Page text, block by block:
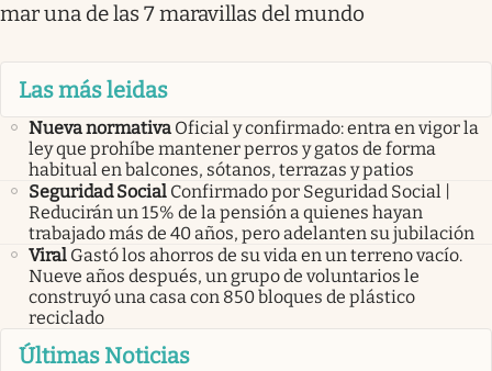
mar una de las 7 maravillas del mundo
Las más leidas
Nueva normativa Oficial y confirmado: entra en vigor la
ley que prohíbe mantener perros y gatos de forma
habitual en balcones, sótanos, terrazas y patios
Seguridad Social Confirmado por Seguridad Social |
Reducirán un 15% de la pensión a quienes hayan
trabajado más de 40 años, pero adelanten su jubilación
Viral Gastó los ahorros de su vida en un terreno vacío.
Nueve años después, un grupo de voluntarios le
construyó una casa con 850 bloques de plástico
reciclado
Últimas Noticias